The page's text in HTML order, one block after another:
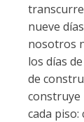
nueve
nosotros
los días
de
construye
cada